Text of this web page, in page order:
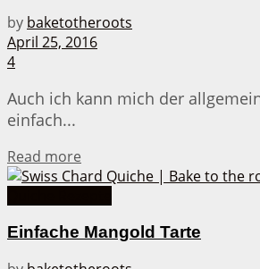
by baketotheroots
April 25, 2016
4
Auch ich kann mich der
einfach...
Read more
Einfache Mangold Tarte